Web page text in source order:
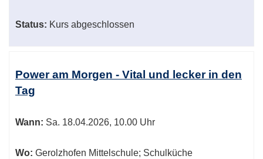
Status: Kurs abgeschlossen
Power am Morgen - Vital und lecker in den
Tag
Wann: Sa. 18.04.2026, 10.00 Uhr
Wo: Gerolzhofen Mittelschule; Schulküche